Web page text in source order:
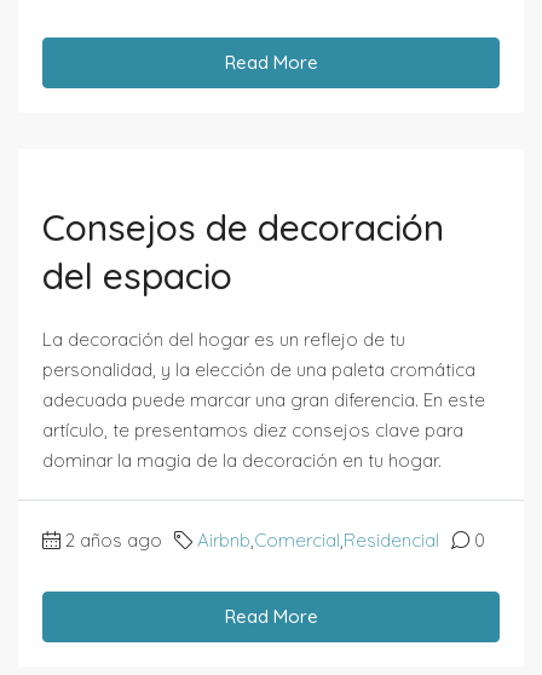
Read More
Consejos de decoración
del espacio
La decoración del hogar es un reflejo de tu
personalidad, y la elección de una paleta cromática
adecuada puede marcar una gran diferencia. En este
artículo, te presentamos diez consejos clave para
dominar la magia de la decoración en tu hogar.
2 años ago Airbnb,Comercial,Residencial 0
Read More